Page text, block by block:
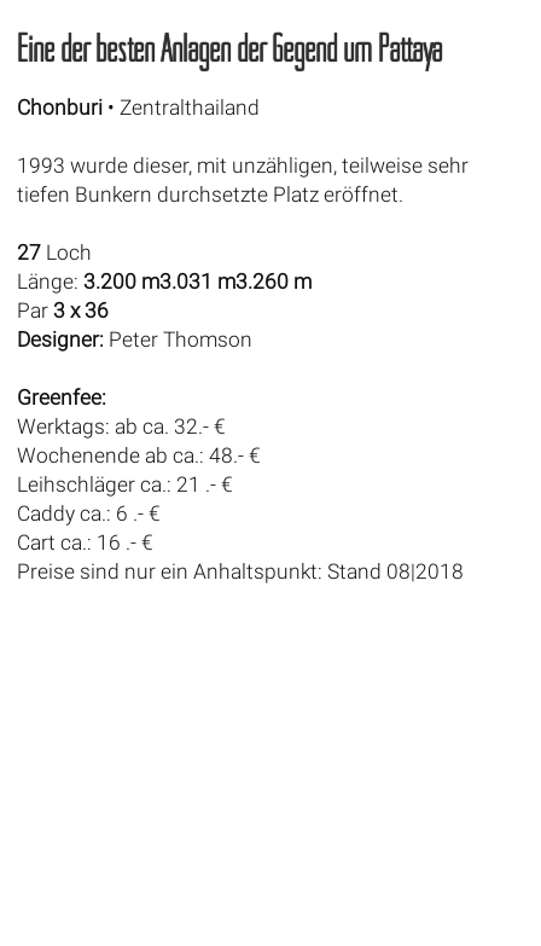
Eine der besten Anlagen der Gegend um Pattaya
Chonburi• Zentralthailand
1993 wurde dieser, mit unzähligen, teilweise sehr
tiefen Bunkern durchsetzte Platz eröffnet.
27Loch
Länge: 3.200 m3.031 m3.260 m
Par 3 x 36
Designer:Peter Thomson
Greenfee:
Werktags: ab ca. 32.- €
Wochenende ab ca.: 48.- €
Leihschläger ca.: 21 .- €
Caddy ca.: 6 .- €
Cart ca.: 16 .- €
Preise sind nur ein Anhaltspunkt: Stand 08|2018